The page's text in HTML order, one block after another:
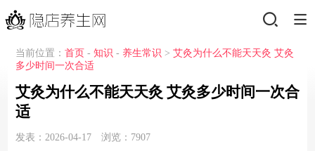
当前位置： 首页- 知识 - 养生常识 > 艾灸为什么不能天天灸 艾灸
多少时间一次合适
艾灸为什么不能天天灸 艾灸多少时间一次合
适
发表：2026-04-17 浏览： 7907